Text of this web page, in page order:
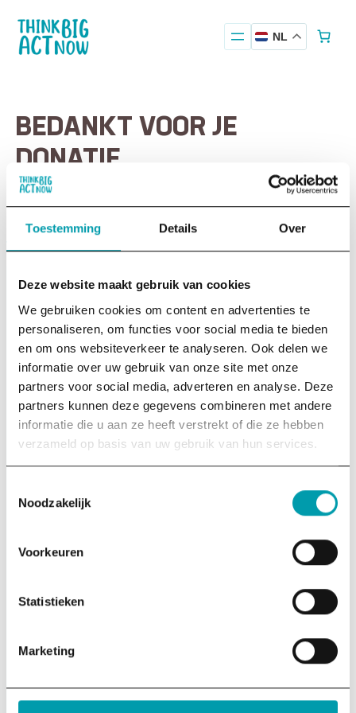
Toestemming Details Over
Deze website maakt gebruik van cookies
We gebruiken cookies om content en advertenties te
personaliseren, om functies voor social media te bieden
en om ons websiteverkeer te analyseren. Ook delen we
informatie over uw gebruik van onze site met onze
partners voor social media, adverteren en analyse. Deze
partners kunnen deze gegevens combineren met andere
informatie die u aan ze heeft verstrekt of die ze hebben
verzameld op basis van uw gebruik van hun services.
Noodzakelijk
Voorkeuren
Statistieken
Marketing
NL
BEDANKT VOOR JE
DONATIE
is een Anbi-stichting die mensen en organisaties helpt met
kennis over impact, om effectief bij te dragen aan een
fijne, menselijke toekomst.
Contactgegevens
info@thinkbigactnow.org
06 – 39790209
KvK 75385848
Onze missie
Ons team
Nieuwsbrief